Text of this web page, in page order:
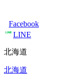
Facebook
LINE
北海道
北海道